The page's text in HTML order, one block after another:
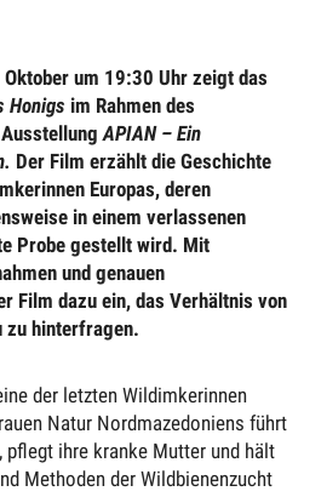
um 19:30 Uhr zeigt das
Honigs im Rahmen des
APIAN – Ein
Der Film erzählt die Geschichte
Europas, deren
in einem verlassenen
Probe gestellt wird. Mit
und genauen
Film dazu ein, das Verhältnis von
zu hinterfragen.
der letzten Wildimkerinnen
Natur Nordmazedoniens führt
pflegt ihre kranke Mutter und hält
Methoden der Wildbienenzucht